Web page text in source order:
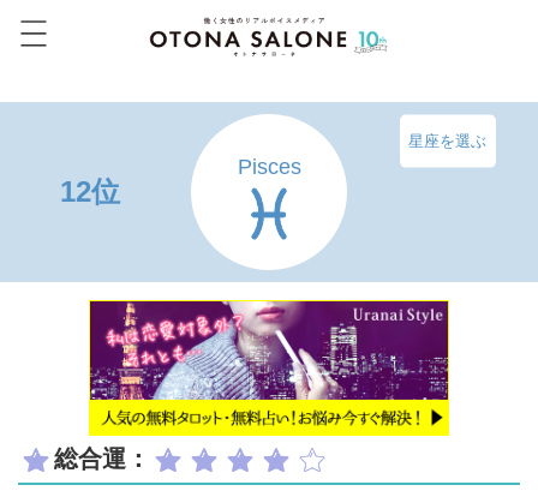
12位
Pisces
星座を選ぶ
総合運：